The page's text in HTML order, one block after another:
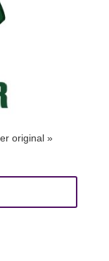
original »